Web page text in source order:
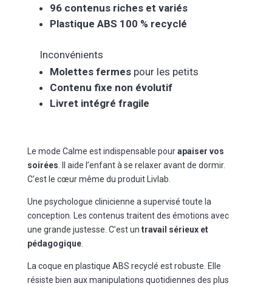
96 contenus riches et variés
Plastique ABS 100 % recyclé
Inconvénients
Molettes fermespour les petits
Contenu fixe non évolutif
Livret intégré fragile
Le mode Calme est indispensable pourapaiser vos
soirées . Il aide l’enfant à se relaxer avant de dormir.
C’est le cœur même du produit Livlab.
Une psychologue clinicienne a supervisé toute la
conception. Les contenus traitent des émotions avec
une grande justesse. C’est un travail sérieux et
pédagogique.
La coque en plastique ABS recyclé est robuste. Elle
résiste bien aux manipulations quotidiennes des plus